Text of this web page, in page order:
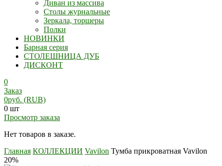
Диван из массива
Столы журнальные
Зеркала, торшеры
Полки
НОВИНКИ
Барная серия
СТОЛЕШНИЦА ДУБ
ДИСКОНТ
0
Заказ
0руб. (RUB)
0 шт
Просмотр заказа
Нет товаров в заказе.
Главная КОЛЛЕКЦИИ Vavilon Тумба прикроватная Vavilon
20%